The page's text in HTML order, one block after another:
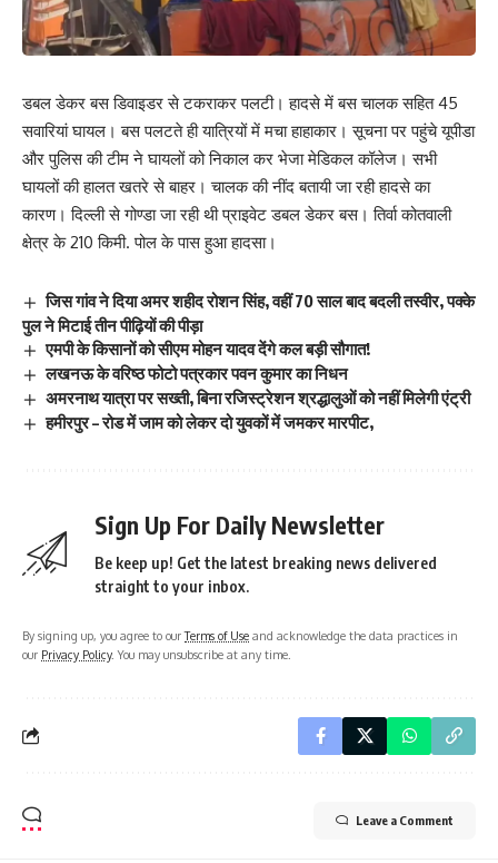
डबल डेकर बस डिवाइडर से टकराकर पलटी। हादसे में बस चालक सहित 45
सवारियां घायल। बस पलटते ही यात्रियों में मचा हाहाकार। सूचना पर पहुंचे यूपीडा
और पुलिस की टीम ने घायलों को निकाल कर भेजा मेडिकल कॉलेज। सभी
घायलों की हालत खतरे से बाहर। चालक की नींद बतायी जा रही हादसे का
कारण। दिल्ली से गोण्डा जा रही थी प्राइवेट डबल डेकर बस। तिर्वा कोतवाली
क्षेत्र के 210 किमी. पोल के पास हुआ हादसा।
जिस गांव ने दिया अमर शहीद रोशन सिंह, वहीं 70 साल बाद बदली तस्वीर, पक्के
पुल ने मिटाई तीन पीढ़ियों की पीड़ा
एमपी के किसानों को सीएम मोहन यादव देंगे कल बड़ी सौगात!
लखनऊ के वरिष्ठ फोटो पत्रकार पवन कुमार का निधन
अमरनाथ यात्रा पर सख्ती, बिना रजिस्ट्रेशन श्रद्धालुओं को नहीं मिलेगी एंट्री
हमीरपुर – रोड में जाम को लेकर दो युवकों में जमकर मारपीट,
Sign Up For Daily Newsletter
Be keep up! Get the latest breaking news delivered
straight to your inbox.
By signing up, you agree to ourTerms of Use and acknowledge the data practices in
our Privacy Policy. You may unsubscribe at any time.
Leave a Comment